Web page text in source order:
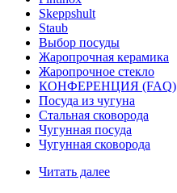
Skeppshult
Staub
Выбор посуды
Жаропрочная керамика
Жаропрочное стекло
КОНФЕРЕНЦИЯ (FAQ)
Посуда из чугуна
Стальная сковорода
Чугунная посуда
Чугунная сковорода
Читать далее